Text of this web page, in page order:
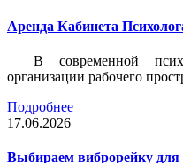
Аренда Кабинета
В современной
организации рабочего
Подробнее
17.06.2026
Выбираем виброрейку для